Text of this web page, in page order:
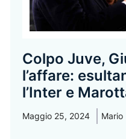
Colpo Juve,
l’affare:
l’Inter e
Maggio 25, 2024 Mario